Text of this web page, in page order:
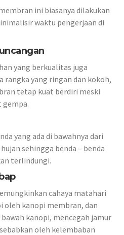
ini biasanya dilakukan
waktu pengerjaan di
yang berkualitas juga
rangka yang ringan dan kokoh,
tetap kuat berdiri meski
gempa.
yang ada di bawahnya dari
sehingga benda – benda
terlindungi.
cahaya matahari
oleh kanopi membran, dan
kanopi, mencegah jamur
oleh kelembaban